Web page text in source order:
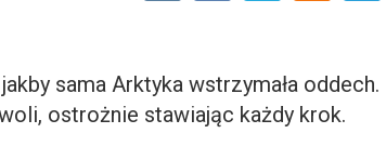
sama Arktyka wstrzymała oddech.
ostrożnie stawiając każdy krok.